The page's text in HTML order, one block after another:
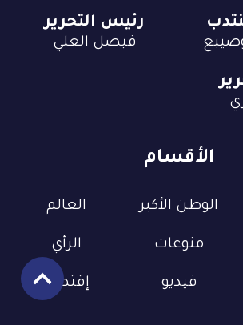
الأقسام
الوطن الأكبر العالم
منوعات الرأي
فيديو إقتصاد
رئيس التحرير
فيصل العلي